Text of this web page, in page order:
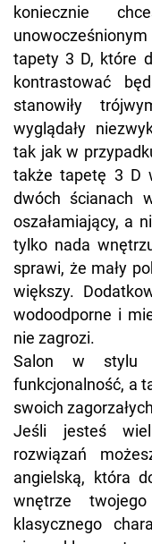
koniecznie
tapety 3 D, które
kontrastować
stanowiły
wyglądały
tak jak w
także tapetę 3 D
dwóch ścianach
oszałamiający, a
tylko nada
sprawi, że mały
większy.
wodoodporne i
nie zagrozi.
Salon w stylu
funkcjonalność, a
swoich
Jeśli jesteś
rozwiązań
angielską, która
wnętrze
klasycznego